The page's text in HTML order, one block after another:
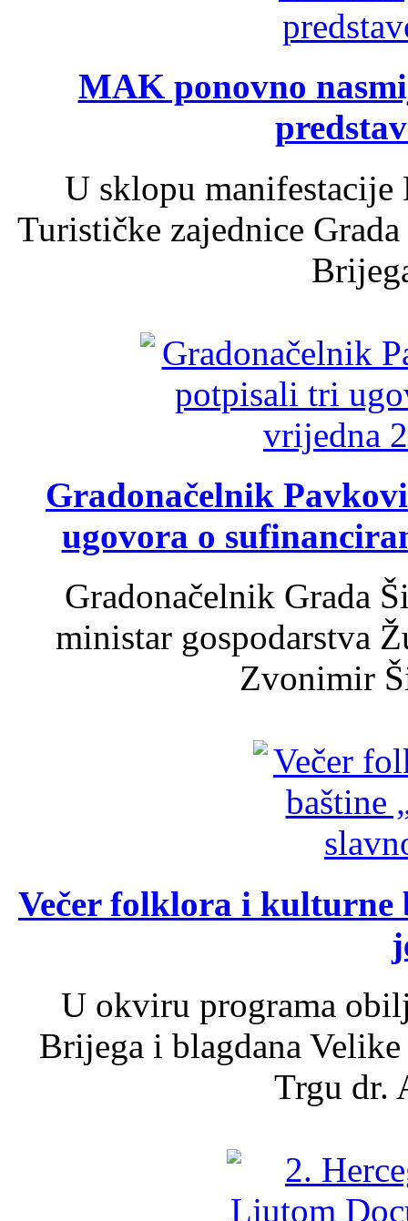
MAK ponovno
U sklopu
Turističke zajednice
Gradonačelnik
ugovora o
Gradonačelnik Grada
ministar gospodarstva
Zvonimir
Večer folklora i kulturne
U okviru programa
Brijega i blagdana
Trgu dr.